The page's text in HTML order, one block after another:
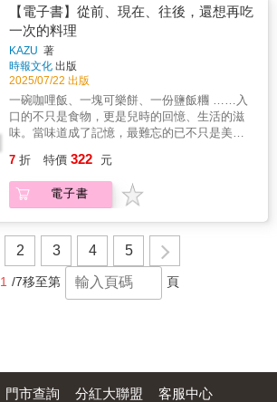
心得。本書以每月一節為主軸，帶領讀者展開
節日由來的文史之旅，深入各地流傳的習俗傳
統，再引介出應節而生的多款糕點。全書共收
錄超過五十種節慶糕餅，串聯起節日典故、民
俗流變、糕餅文化、老舖故事與職人技藝，呈
現一幅屬於臺灣糕餅的五角甜蜜地圖。糕點不
只是節慶的配角，更是一種可食的文化記憶。
翻開這本書，讓我們循著香氣與故事，一同找
好評】Choyce（Choyce寫育兒、旅行與生活版
述說「平安歸」祈福之意，回到家的溫暖感動
踏踏實實落抵心裡。身為臺灣之子，除了知名
鳳梨酥品牌外，對於臺灣傳統文化底蘊的代表
甜點卻絕少涉略，幸好有甜點專家和菓子用一
貫溫柔甜美的筆觸，為臺灣人與對臺灣有興趣
的外國人，一一介紹各種臺灣傳統甜點的由
來，文化傳承的齒輪，一點一點慢慢地轉動
查，以一年十二章節、串起記憶中臺灣傳統甜
點的節慶滋味。讀者透過精彩故事和優雅插
奶、青春裡的漢堡與炒麵，且讓我們一同品味
體驗，有故事的料理，有味道的人生書中KAZU
貼心附上18道「復刻版食譜」，帶著你一邊懷
舊，一邊下廚，讓讀者不只感動於故事，也能
親手重現那份熟悉的味道。在翻閱的同時，就
像坐在廚房角落，看著他一邊翻炒，一邊說：
「這道菜，是我最想再吃一次的料理。」
【電子書】從前、現在、往後，還想再吃
一次的料理
KAZU 著
時報文化 出版
2025/07/22 出版
一碗咖哩飯、一塊可樂餅、一份鹽飯糰 ……入
口的不只是食物，更是兒時的回憶、生活的滋
味。當味道成了記憶，最難忘的已不只是美
與人生交會的旅程，這一次，料理家KAZU 不
只教你做菜，還要邀請你一起坐下，聽他講故
事，吃一口記憶的滋味。人氣料理家KAZU首度
奶、青春裡的漢堡與炒麵，且讓我們一同品味
體驗，有故事的料理，有味道的人生書中KAZU
貼心附上18道「復刻版食譜」，帶著你一邊懷
舊，一邊下廚，讓讀者不只感動於故事，也能
7 折 特價 322 元
電子書
2 3 4 5
1 /7移至第 頁
門市查詢 分紅大聯盟 客服中心